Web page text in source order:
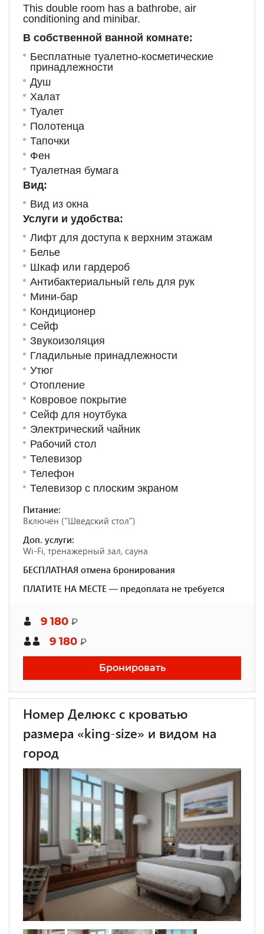
This double room has a bathrobe, air
conditioning and minibar.
В собственной ванной комнате:
Бесплатные туалетно-косметические
принадлежности
Душ
Халат
Туалет
Полотенца
Тапочки
Фен
Туалетная бумага
Вид:
Вид из окна
Услуги и удобства: ​
Лифт для доступа к верхним этажам
Белье
Шкаф или гардероб
Антибактериальный гель для рук
Мини-бар
Кондиционер
Сейф
Звукоизоляция
Гладильные принадлежности
Утюг
Отопление
Ковровое покрытие
Сейф для ноутбука
Электрический чайник
Рабочий стол
Телевизор
Телефон
Телевизор с плоским экраном
Питание:
Включён ("Шведский стол")
Доп. услуги:
Wi-Fi, тренажерный зал, сауна
БЕСПЛАТНАЯ отмена бронирования
ПЛАТИТЕ НА МЕСТЕ — предоплата не требуется
9 180 ₽
9 180 ₽
Бронировать
Номер Делюкс с кроватью
размера «king-size» и видом на
город